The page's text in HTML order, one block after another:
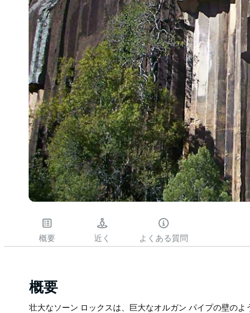
概要 近く よくある質問
概要
壮大なソーン ロックスは、巨大なオルガン パイプの壁のよ